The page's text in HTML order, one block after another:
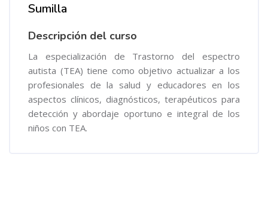
Sumilla
Descripción del curso
La especialización de Trastorno del espectro
autista (TEA) tiene como objetivo actualizar a los
profesionales de la salud y educadores en los
aspectos clínicos, diagnósticos, terapéuticos para
detección y abordaje oportuno e integral de los
niños con TEA.